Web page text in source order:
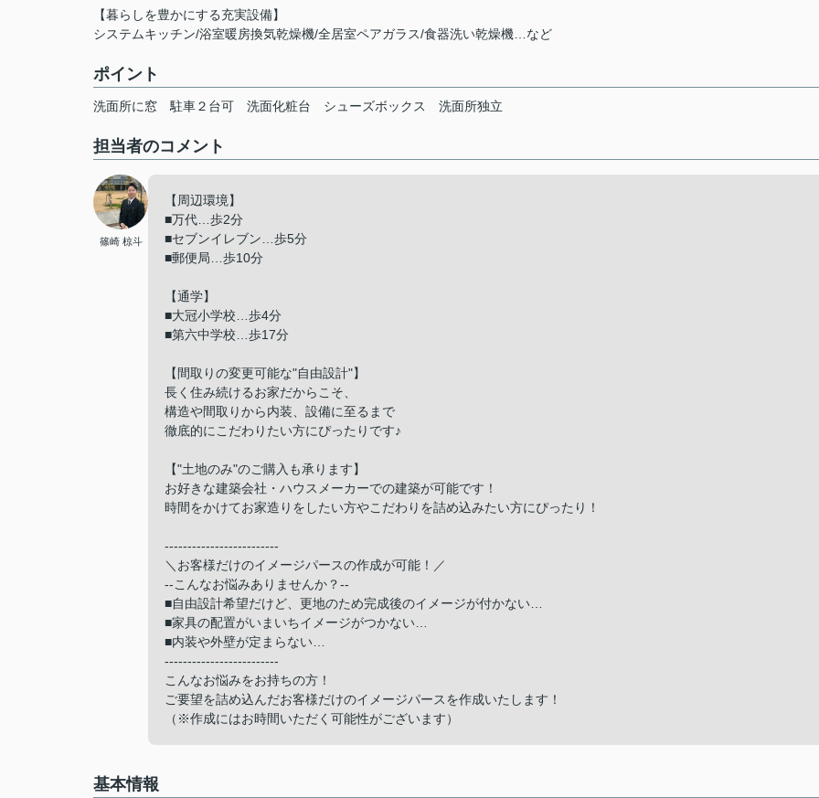
【暮らしを豊かにする充実設備】
システムキッチン/浴室暖房換気乾燥機/全居室ペアガラス/食器洗い乾燥機…など
ポイント
洗面所に窓 駐車２台可 洗面化粧台 シューズボックス 洗面所独立
担当者のコメント
篠崎 椋斗
【周辺環境】
■万代…歩2分
■セブンイレブン…歩5分
■郵便局…歩10分
【通学】
■大冠小学校…歩4分
■第六中学校…歩17分
【間取りの変更可能な"自由設計"】
長く住み続けるお家だからこそ、
構造や間取りから内装、設備に至るまで
徹底的にこだわりたい方にぴったりです♪
【"土地のみ"のご購入も承ります】
お好きな建築会社・ハウスメーカーでの建築が可能です！
時間をかけてお家造りをしたい方やこだわりを詰め込みたい方にぴったり！
-------------------------
＼お客様だけのイメージパースの作成が可能！／
--こんなお悩みありませんか？--
■自由設計希望だけど、更地のため完成後のイメージが付かない…
■家具の配置がいまいちイメージがつかない…
■内装や外壁が定まらない…
-------------------------
こんなお悩みをお持ちの方！
ご要望を詰め込んだお客様だけのイメージパースを作成いたします！
（※作成にはお時間いただく可能性がございます）
基本情報